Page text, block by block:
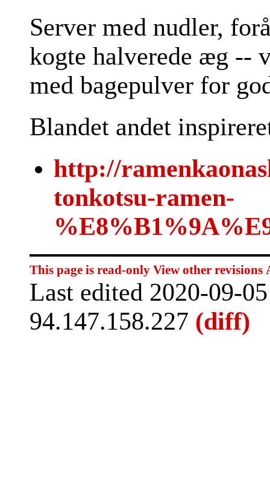
Server med nudler,
kogte halverede æg --
med bagepulver for
Blandet andet
http://
tonkotsu-ramen-
This page is read-only View other revisions
Last edited 2020-09-
94.147.158.227 (diff)